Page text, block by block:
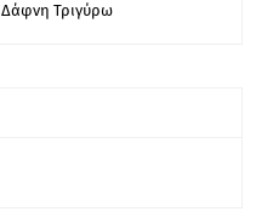
Δάφνη Τριγύρω